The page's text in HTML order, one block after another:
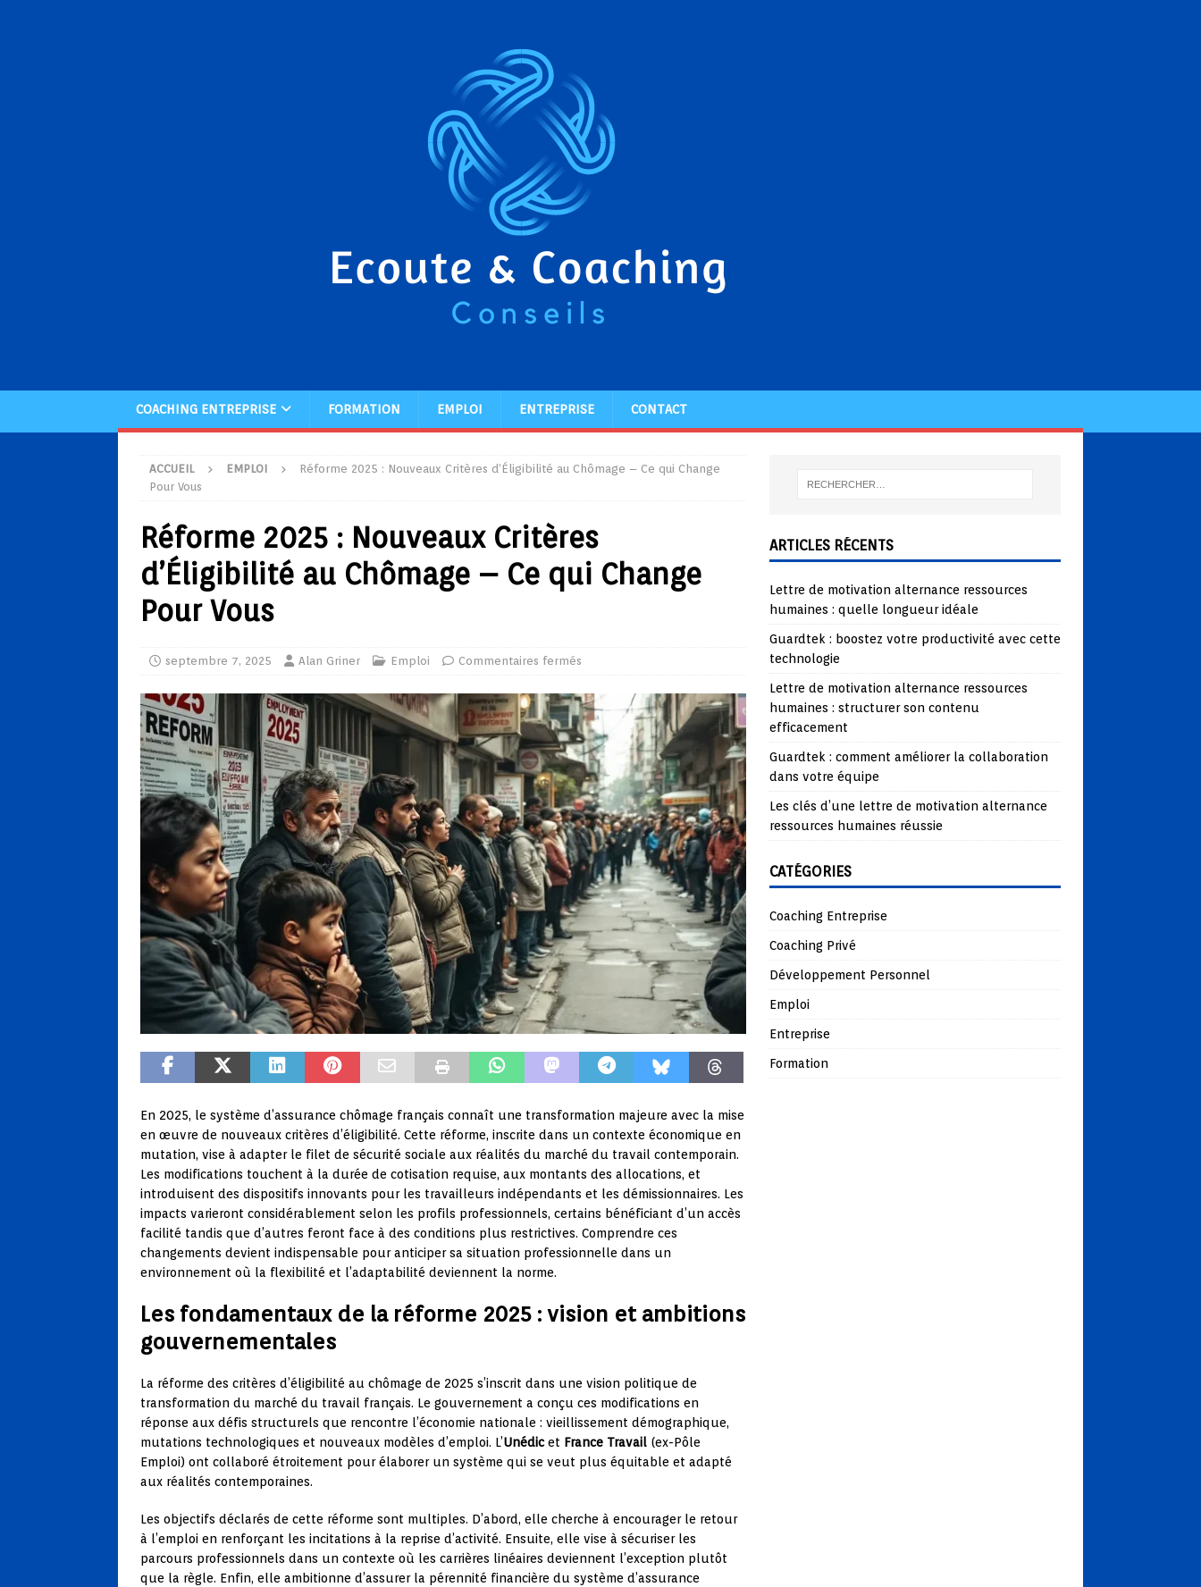
COACHING ENTREPRISE FORMATION EMPLOI ENTREPRISE CONTACT
ACCUEIL EMPLOI
Réforme 2025 : Nouveaux Critères d’Éligibilité au Chômage – Ce qui Change
Pour Vous
Réforme 2025 : Nouveaux Critères
d’Éligibilité au Chômage – Ce qui Change
Pour Vous
septembre 7, 2025 Alan Griner Emploi Commentaires fermés
En 2025, le système d’assurance chômage français connaît une transformation majeure avec la mise
en œuvre de nouveaux critères d’éligibilité. Cette réforme, inscrite dans un contexte économique en
mutation, vise à adapter le filet de sécurité sociale aux réalités du marché du travail contemporain.
Les modifications touchent à la durée de cotisation requise, aux montants des allocations, et
introduisent des dispositifs innovants pour les travailleurs indépendants et les démissionnaires. Les
impacts varieront considérablement selon les profils professionnels, certains bénéficiant d’un accès
facilité tandis que d’autres feront face à des conditions plus restrictives. Comprendre ces
changements devient indispensable pour anticiper sa situation professionnelle dans un
environnement où la flexibilité et l’adaptabilité deviennent la norme.
Les fondamentaux de la réforme 2025 : vision et ambitions
gouvernementales
La réforme des critères d’éligibilité au chômage de 2025 s’inscrit dans une vision politique de
transformation du marché du travail français. Le gouvernement a conçu ces modifications en
réponse aux défis structurels que rencontre l’économie nationale : vieillissement démographique,
mutations technologiques et nouveaux modèles d’emploi. L’Unédicet France Travail (ex-Pôle
Emploi) ont collaboré étroitement pour élaborer un système qui se veut plus équitable et adapté
aux réalités contemporaines.
Les objectifs déclarés de cette réforme sont multiples. D’abord, elle cherche à encourager le retour
à l’emploi en renforçant les incitations à la reprise d’activité. Ensuite, elle vise à sécuriser les
parcours professionnels dans un contexte où les carrières linéaires deviennent l’exception plutôt
que la règle. Enfin, elle ambitionne d’assurer la pérennité financière du système d’assurance
ARTICLES RÉCENTS
Lettre de motivation alternance ressources
humaines : quelle longueur idéale
Guardtek : boostez votre productivité avec cette
technologie
Lettre de motivation alternance ressources
humaines : structurer son contenu
efficacement
Guardtek : comment améliorer la collaboration
dans votre équipe
Les clés d’une lettre de motivation alternance
ressources humaines réussie
CATÉGORIES
Coaching Entreprise
Coaching Privé
Développement Personnel
Emploi
Entreprise
Formation